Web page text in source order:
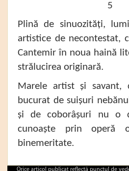
5
Plină de sinuozități,
artistice de necontestat,
Cantemir în noua haină
strălucirea originară.
Marele artist și savant,
bucurat de suișuri
și de coborâșuri nu o
cunoaște prin operă
binemeritate.
Orice articol publicat reflectă punctul de